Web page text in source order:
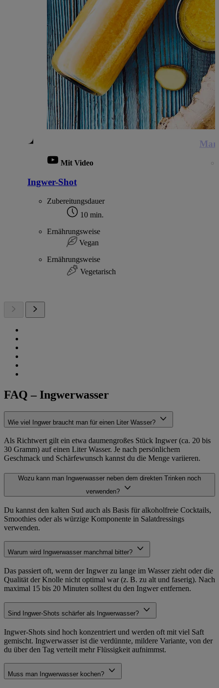
Mit Video
Ingwer-Shot
Zubereitungsdauer
10 min.
Ernährungsweise
Vegan
Ernährungsweise
Vegetarisch
FAQ – Ingwerwasser
Wie viel Ingwer braucht man für einen Liter Wasser?
Als Richtwert gilt ein etwa daumengroßes Stück Ingwer (ca. 20 bis
30 Gramm) auf einen Liter Wasser. Je nach persönlichem
Geschmack und Schärfewunsch kannst du die Menge variieren.
Wozu kann man Ingwerwasser neben dem direkten Trinken noch
verwenden?
Du kannst den kalten Sud auch als Basis für alkoholfreie Cocktails,
Smoothies oder als würzige Komponente in Salatdressings
verwenden.
Warum wird Ingwerwasser manchmal bitter?
Das passiert oft, wenn der Ingwer zu lange im Wasser zieht oder die
Qualität der Knolle nicht optimal war (z. B. zu alt und faserig). Nach
maximal 15 bis 20 Minuten solltest du den Ingwer entfernen.
Sind Ingwer-Shots schärfer als Ingwerwasser?
Ingwer-Shots sind hoch konzentriert und werden oft mit viel Saft
gemischt. Ingwerwasser ist die verdünnte, mildere Variante, von der
du über den Tag verteilt mehr Flüssigkeit aufnimmst.
Muss man Ingwerwasser kochen?